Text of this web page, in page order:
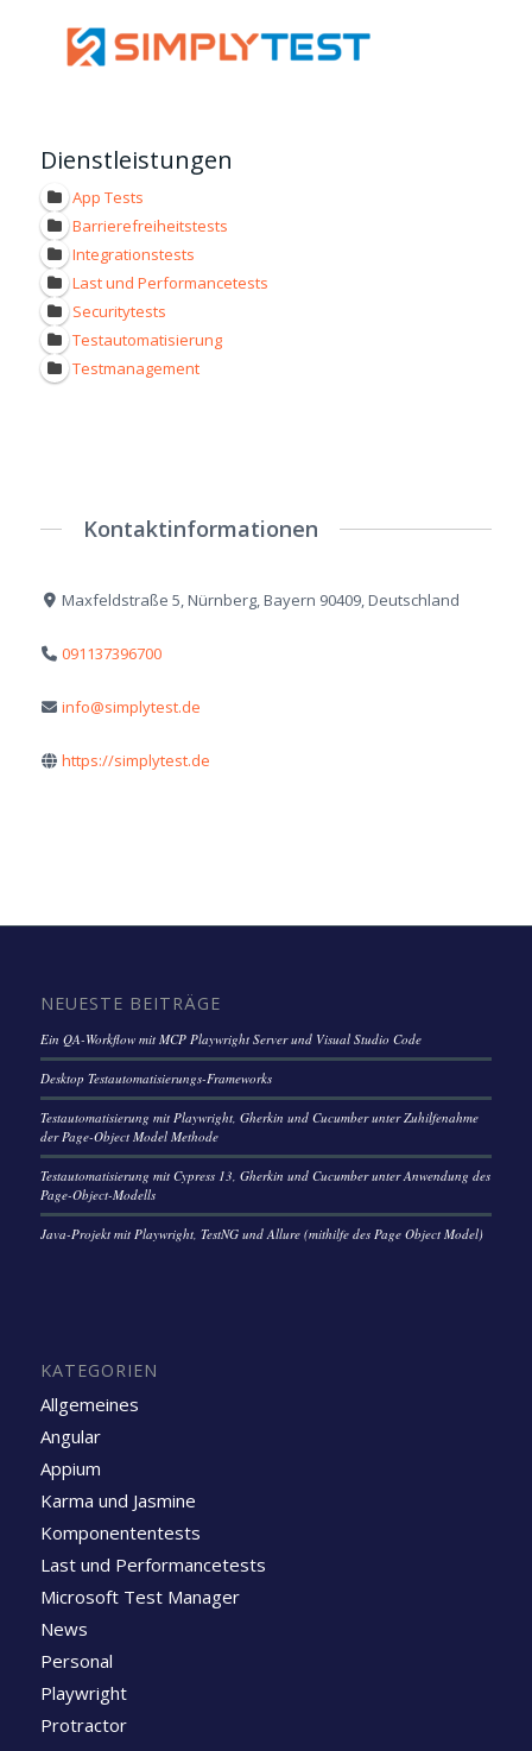
Dienstleistungen
App Tests
Barrierefreiheitstests
Integrationstests
Last und Performancetests
Securitytests
Testautomatisierung
Testmanagement
Kontaktinformationen
Maxfeldstraße 5, Nürnberg, Bayern 90409, Deutschland
091137396700
info@simplytest.de
https://simplytest.de
NEUESTE BEITRÄGE
Ein QA-Workflow mit MCP Playwright Server und Visual Studio Code
Desktop Testautomatisierungs-Frameworks
Testautomatisierung mit Playwright, Gherkin und Cucumber unter Zuhilfenahme
der Page-Object Model Methode
Testautomatisierung mit Cypress 13, Gherkin und Cucumber unter Anwendung des
Page-Object-Modells
Java-Projekt mit Playwright, TestNG und Allure (mithilfe des Page Object Model)
KATEGORIEN
Allgemeines
Angular
Appium
Karma und Jasmine
Komponententests
Last und Performancetests
Microsoft Test Manager
News
Personal
Playwright
Protractor